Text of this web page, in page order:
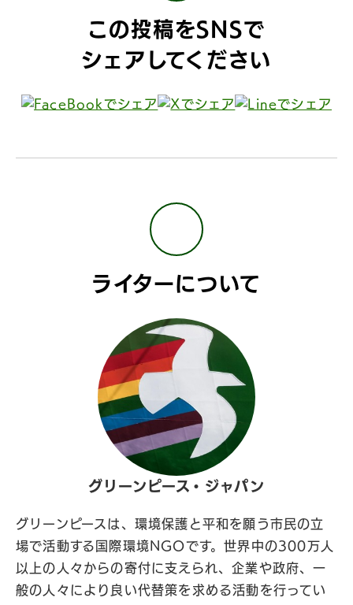
この投稿をSNSで
シェアしてください
ライターについて
グリーンピース・ジャパン
グリーンピースは、環境保護と平和を願う市民の立
場で活動する国際環境NGOです。世界中の300万人
以上の人々からの寄付に支えられ、企業や政府、一
般の人々により良い代替策を求める活動を行ってい